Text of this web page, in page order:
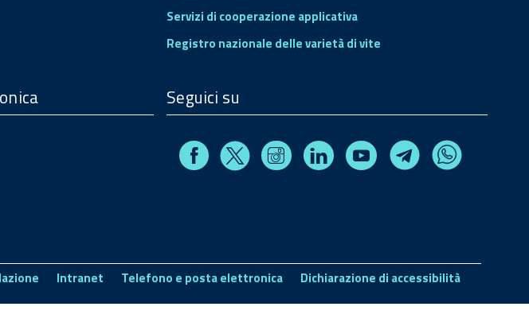
Servizi di cooperazione applicativa
Registro nazionale delle varietà di vite
Seguici su
Facebook
X InstagramLinkedinYoutube TelegramWhatsapp
Intranet Telefono e posta elettronica Dichiarazione di accessibilità